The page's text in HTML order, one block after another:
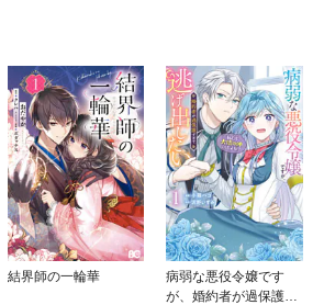
結界師の一輪華
病弱な悪役令嬢です
が、婚約者が過保護す